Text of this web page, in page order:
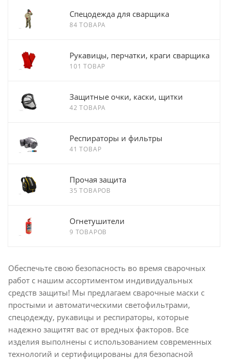
Спецодежда для сварщика
84 ТОВАРА
Рукавицы, перчатки, краги сварщика
101 ТОВАР
Защитные очки, каски, щитки
42 ТОВАРА
Респираторы и фильтры
41 ТОВАР
Прочая защита
35 ТОВАРОВ
Огнетушители
9 ТОВАРОВ
Обеспечьте свою безопасность во время сварочных
работ с нашим ассортиментом индивидуальных
средств защиты! Мы предлагаем сварочные маски с
простыми и автоматическими светофильтрами,
спецодежду, рукавицы и респираторы, которые
надежно защитят вас от вредных факторов. Все
изделия выполнены с использованием современных
технологий и сертифицированы для безопасной